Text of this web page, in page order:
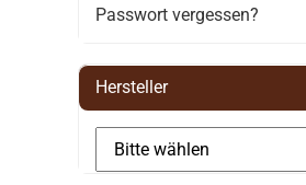
Passwort vergessen?
Hersteller